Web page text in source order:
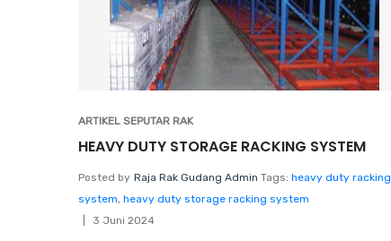
ARTIKEL SEPUTAR RAK
HEAVY DUTY STORAGE RACKING SYSTEM
Posted by Raja Rak Gudang Admin Tags: heavy duty racking
system, heavy duty storage racking system
3 Juni 2024